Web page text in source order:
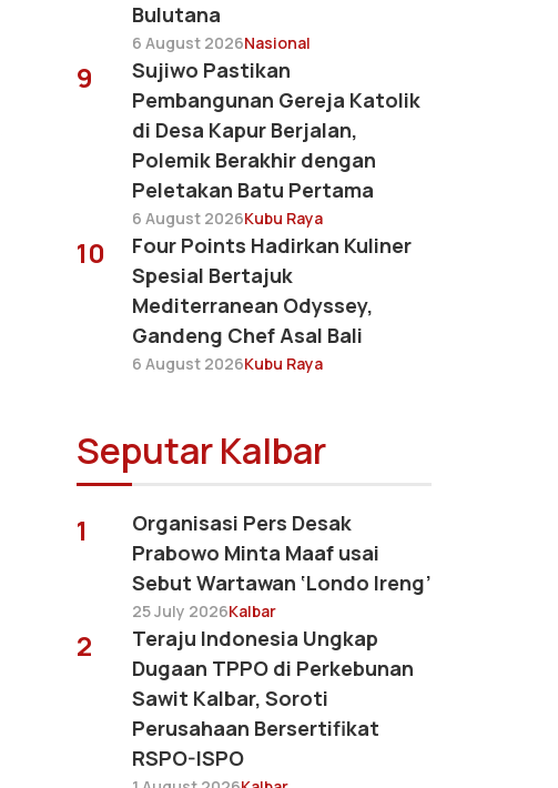
Bulutana
6 August 2026Nasional
9
Sujiwo Pastikan
Pembangunan Gereja Katolik
di Desa Kapur Berjalan,
Polemik Berakhir dengan
Peletakan Batu Pertama
6 August 2026Kubu Raya
10
Four Points Hadirkan Kuliner
Spesial Bertajuk
Mediterranean Odyssey,
Gandeng Chef Asal Bali
6 August 2026Kubu Raya
Seputar Kalbar
1
Organisasi Pers Desak
Prabowo Minta Maaf usai
Sebut Wartawan ‘Londo Ireng’
25 July 2026Kalbar
2
Teraju Indonesia Ungkap
Dugaan TPPO di Perkebunan
Sawit Kalbar, Soroti
Perusahaan Bersertifikat
RSPO-ISPO